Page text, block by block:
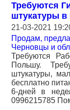
Требуются
штукатуры
21-03-2021
Продам,
Черновцы и
Требуются
Польшу.
штукатуры,
бесплатно
6-дней в
0996215785